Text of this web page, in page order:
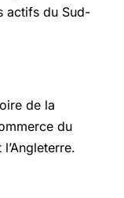
actifs du Sud-
de la
du